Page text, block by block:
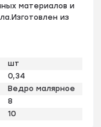
материалов и
из
шт
0,34
Ведро малярное
8
10